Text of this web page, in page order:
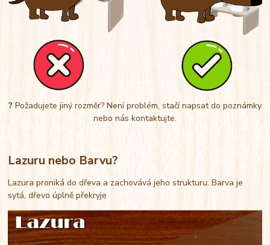
? Požadujete jiný rozměr? Není problém, stačí napsat do poznámky
nebo nás kontaktujte.
Lazuru nebo Barvu?
Lazura proniká do dřeva a zachovává jeho strukturu. Barva je
sytá, dřevo úplně překryje